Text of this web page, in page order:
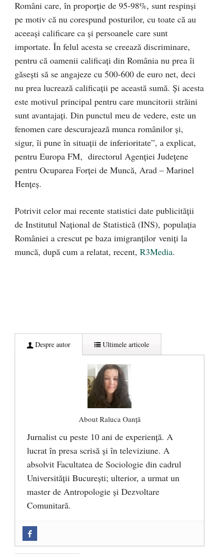
Români care, în proporție de 95-98%, sunt respinși
pe motiv că nu corespund posturilor, cu toate că au
aceeași calificare ca și persoanele care sunt
importate. În felul acesta se creează discriminare,
pentru că oamenii calificați din România nu prea îi
găsești să se angajeze cu 500-600 de euro net, deci
nu prea lucrează calificații pe această sumă. Și acesta
este motivul principal pentru care muncitorii străini
sunt avantajați. Din punctul meu de vedere, este un
fenomen care descurajează munca românilor și,
sigur, îi pune în situații de inferioritate”, a explicat,
pentru Europa FM, directorul Agenției Județene
pentru Ocuparea Forței de Muncă, Arad – Marinel
Hențeș.
Potrivit celor mai recente statistici date publicității
de Institutul Național de Statistică (INS), populația
României a crescut pe baza imigranților veniți la
muncă, după cum a relatat, recent, R3Media.
Despre autor Ultimele articole
About Raluca Oanță
Jurnalist cu peste 10 ani de experiență. A
lucrat în presa scrisă și în televiziune. A
absolvit Facultatea de Sociologie din cadrul
Universității București; ulterior, a urmat un
master de Antropologie și Dezvoltare
Comunitară.
Mănăstirea „Sfânta Ana” Rohia. Părintele